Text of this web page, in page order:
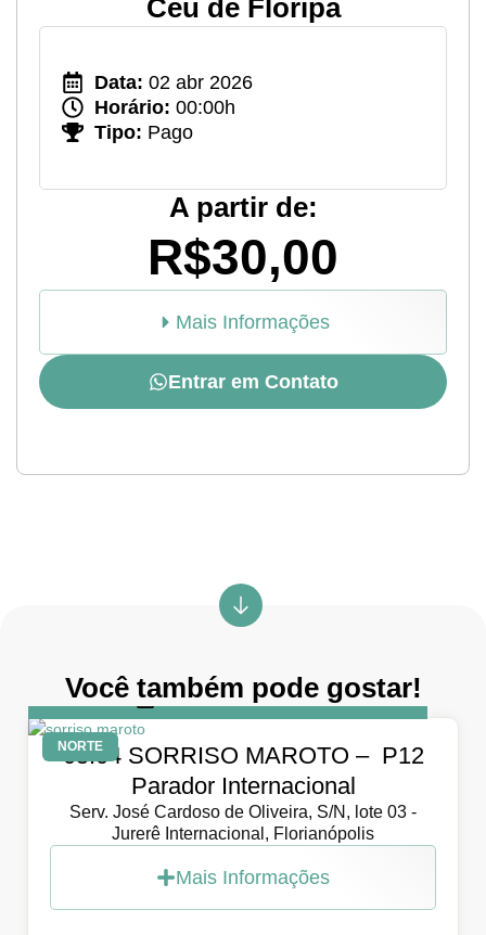
Céu de Floripa
Data: 02 abr 2026
Horário: 00:00h
Tipo: Pago
A partir de:
R$30,00
Mais Informações
Entrar em Contato
Você também pode gostar!
NORTE
DIA5 de abril de 2026
05.04 SORRISO MAROTO – P12
Parador Internacional
Serv. José Cardoso de Oliveira, S/N, lote 03 -
Jurerê Internacional, Florianópolis
Mais Informações